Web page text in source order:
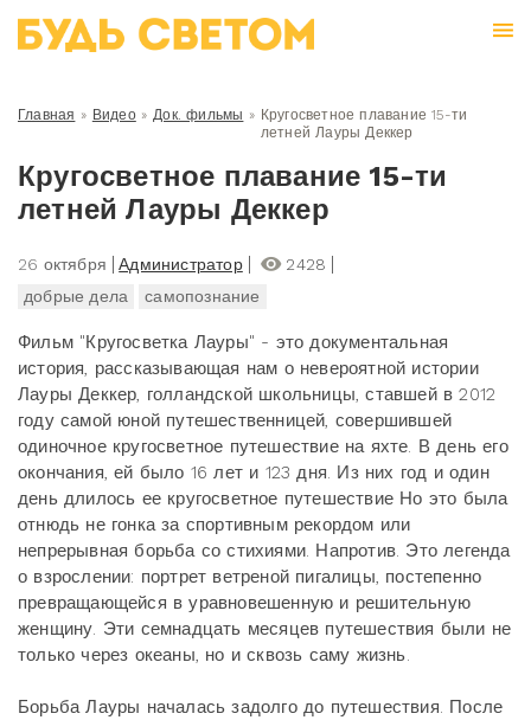
Главная » Видео» Док. фильмы » Кругосветное плавание 15-ти
летней Лауры Деккер
Кругосветное плавание 15-ти
летней Лауры Деккер
26 октября Администратор
2428
добрые дела
самопознание
Фильм "Кругосветка Лауры" - это документальная
история, рассказывающая нам о невероятной истории
Лауры Деккер, голландской школьницы, ставшей в 2012
году самой юной путешественницей, совершившей
одиночное кругосветное путешествие на яхте. В день его
окончания, ей было 16 лет и 123 дня. Из них год и один
день длилось ее кругосветное путешествие Но это была
отнюдь не гонка за спортивным рекордом или
непрерывная борьба со стихиями. Напротив. Это легенда
о взрослении: портрет ветреной пигалицы, постепенно
превращающейся в уравновешенную и решительную
женщину. Эти семнадцать месяцев путешествия были не
только через океаны, но и сквозь саму жизнь.
Борьба Лауры началась задолго до путешествия. После